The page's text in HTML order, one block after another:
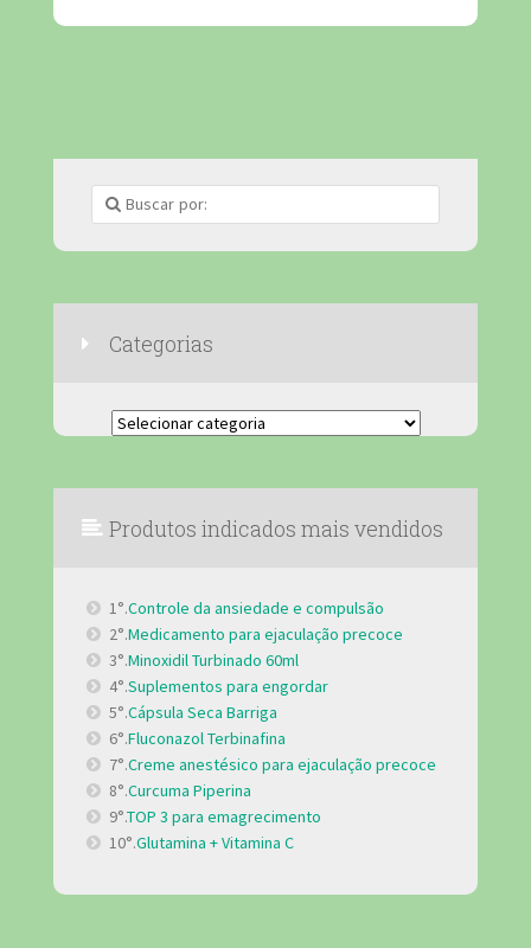
Categorias
Categorias
Produtos indicados mais vendidos
1°.Controle da ansiedade e compulsão
2°.Medicamento para ejaculação precoce
3°.Minoxidil Turbinado 60ml
4°.Suplementos para engordar
5°.Cápsula Seca Barriga
6°.Fluconazol Terbinafina
7°.Creme anestésico para ejaculação precoce
8°.Curcuma Piperina
9°.TOP 3 para emagrecimento
10°.Glutamina + Vitamina C